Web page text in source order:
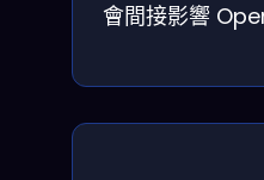
會間接影響